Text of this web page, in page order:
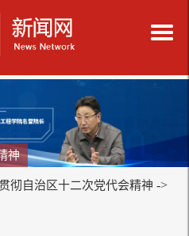
神
彻自治区十二次党代会精神 ->